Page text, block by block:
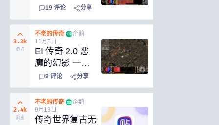
区+新GM授权
后台-手动源码
19 评论 分享
3.3k
浏览
不老的传奇· 企鹅 企鹅·
11月5日
EI 传奇 2.0 恶
魔的幻影 一键
端 第二版
9 评论 分享
2.4k
浏览
不老的传奇· 企鹅 企鹅·
9月13日
传奇世界复古无